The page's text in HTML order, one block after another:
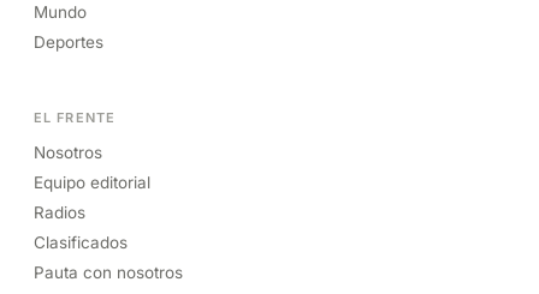
Mundo
Deportes
EL FRENTE
Nosotros
Equipo editorial
Radios
Clasificados
Pauta con nosotros